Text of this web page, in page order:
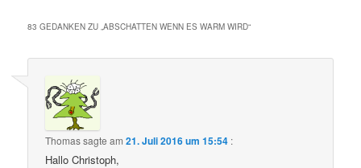
83 GEDANKEN ZU „ABSCHATTEN WENN ES WARM WIRD“
Thomassagte am21. Juli 2016 um 15:54 :
Hallo Christoph,